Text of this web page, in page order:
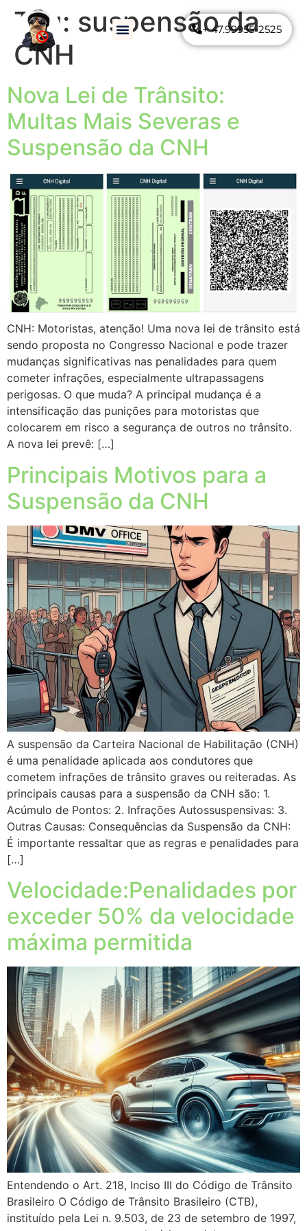
+ 47.99955-2525
Tag: suspensão da
CNH
Nova Lei de Trânsito:
Multas Mais Severas e
Suspensão da CNH
CNH: Motoristas, atenção! Uma nova lei de trânsito está
sendo proposta no Congresso Nacional e pode trazer
mudanças significativas nas penalidades para quem
cometer infrações, especialmente ultrapassagens
perigosas. O que muda? A principal mudança é a
intensificação das punições para motoristas que
colocarem em risco a segurança de outros no trânsito.
A nova lei prevê: […]
Principais Motivos para a
Suspensão da CNH
A suspensão da Carteira Nacional de Habilitação (CNH)
é uma penalidade aplicada aos condutores que
cometem infrações de trânsito graves ou reiteradas. As
principais causas para a suspensão da CNH são: 1.
Acúmulo de Pontos: 2. Infrações Autossuspensivas: 3.
Outras Causas: Consequências da Suspensão da CNH:
É importante ressaltar que as regras e penalidades para
[…]
Velocidade:Penalidades por
exceder 50% da velocidade
máxima permitida
Entendendo o Art. 218, Inciso III do Código de Trânsito
Brasileiro O Código de Trânsito Brasileiro (CTB),
instituído pela Lei n. 9.503, de 23 de setembro de 1997,